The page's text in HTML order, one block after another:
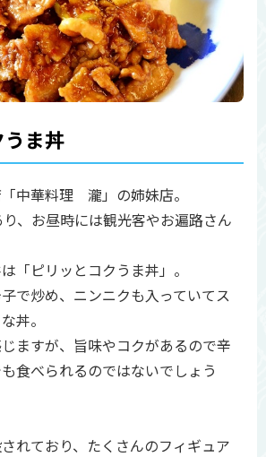
ま丼
中華料理 瀧」の姉妹店。
、お昼時には観光客やお遍路さん
「ピリッとコクうま丼」。
で炒め、ニンニクも入っていてス
丼。
ますが、旨味やコクがあるので辛
食べられるのではないでしょう
れており、たくさんのフィギュア